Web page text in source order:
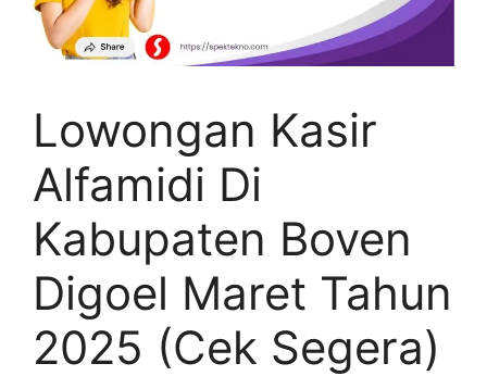
Lowongan Kasir
Alfamidi Di
Kabupaten Boven
Digoel Maret Tahun
2025 (Cek Segera)